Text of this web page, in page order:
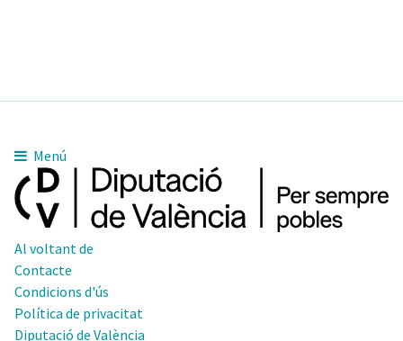
Menú
Al voltant de
Contacte
Condicions d'ús
Política de privacitat
Diputació de València